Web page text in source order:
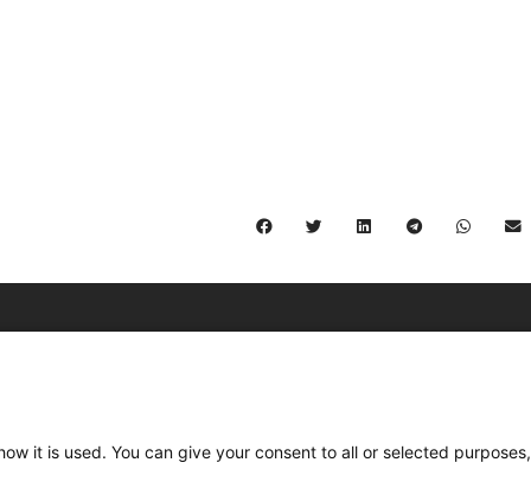
it is used. You can give your consent to all or selected